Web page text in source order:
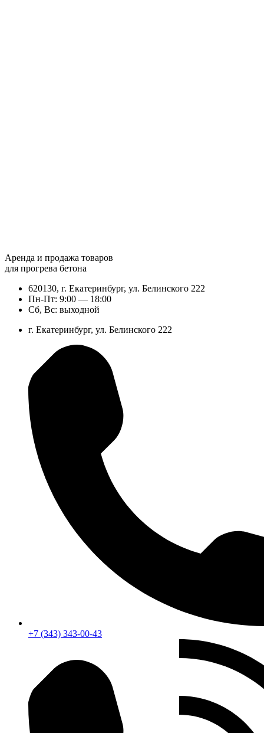
Аренда и продажа товаров
для прогрева бетона
620130, г. Екатеринбург, ул. Белинского 222
Пн-Пт: 9:00 — 18:00
Сб, Вс: выходной
г. Екатеринбург, ул. Белинского 222
+7 (343) 343-00-43